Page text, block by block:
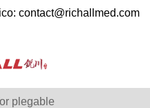
contact@richallmed.com
plegable